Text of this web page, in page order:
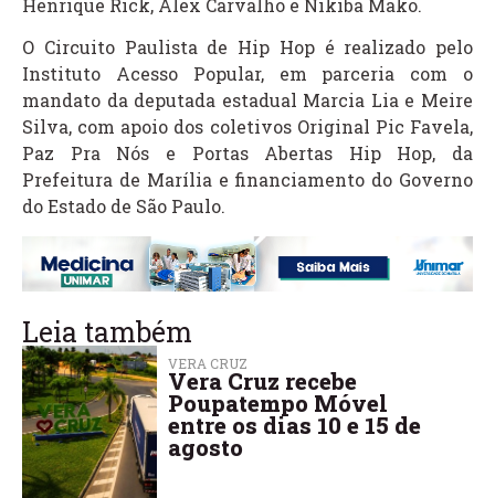
Henrique Rick, Alex Carvalho e Nikiba Mako.
O Circuito Paulista de Hip Hop é realizado pelo
Instituto Acesso Popular, em parceria com o
mandato da deputada estadual Marcia Lia e Meire
Silva, com apoio dos coletivos Original Pic Favela,
Paz Pra Nós e Portas Abertas Hip Hop, da
Prefeitura de Marília e financiamento do Governo
do Estado de São Paulo.
Leia também
VERA CRUZ
Vera Cruz recebe
Poupatempo Móvel
entre os dias 10 e 15 de
agosto